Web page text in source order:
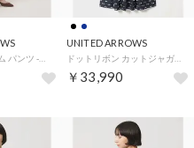
UNITED ARROWS
ドットリボン カットジャガード ワンピース ‐ウォッシャブル‐ （NAVY）
￥33,990